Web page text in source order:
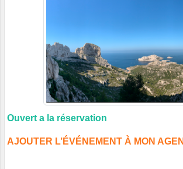
Ouvert a la réservation
AJOUTER L’ÉVÉNEMENT À MON